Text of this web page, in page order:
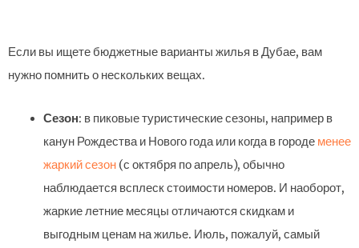
Если вы ищете бюджетные варианты жилья в Дубае, вам
нужно помнить о нескольких вещах.
Сезон: в пиковые туристические сезоны, например в
канун Рождества и Нового года или когда в городе менее
жаркий сезон(с октября по апрель), обычно
наблюдается всплеск стоимости номеров. И наоборот,
жаркие летние месяцы отличаются скидкам и
выгодным ценам на жилье. Июль, пожалуй, самый